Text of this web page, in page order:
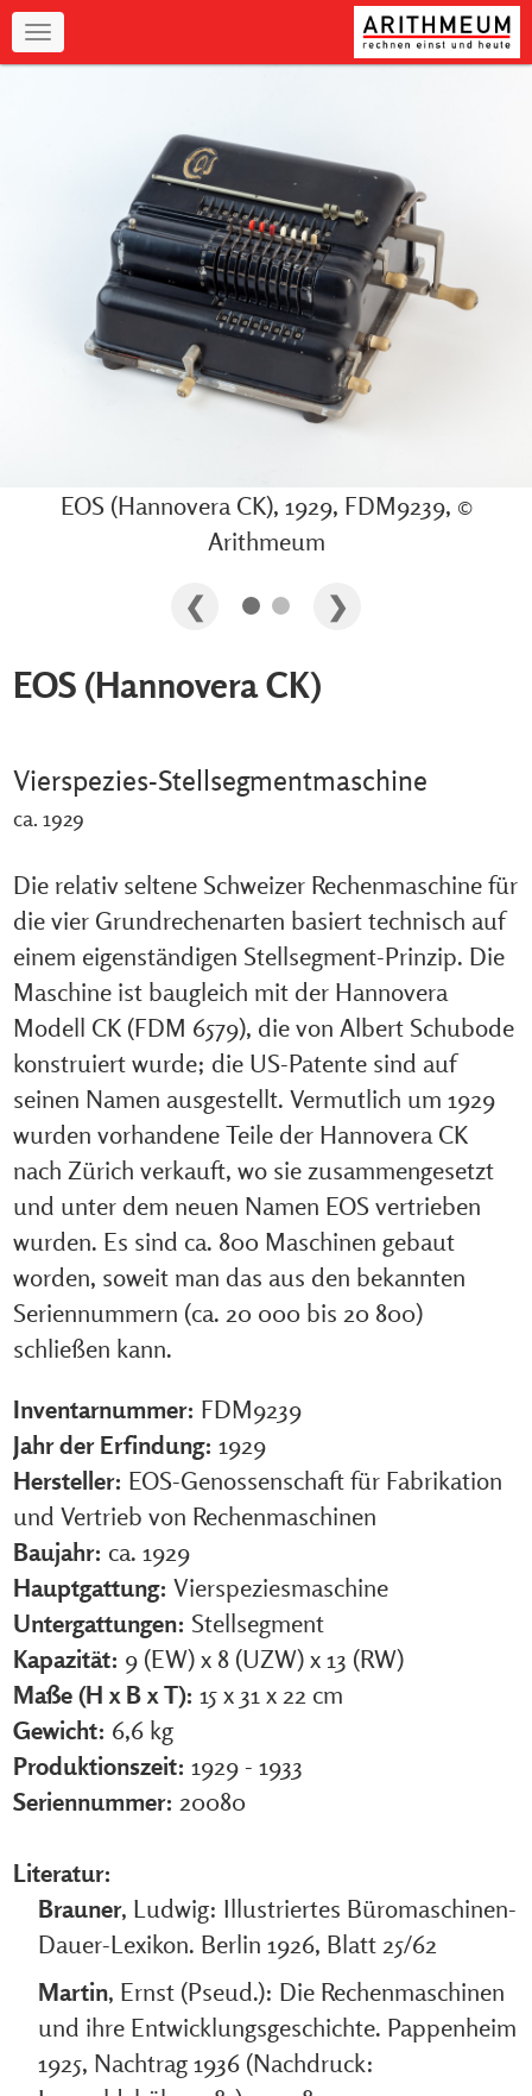
Navigation
EOS (Hannovera CK), 1929, FDM9239, ©
Arithmeum
EOS (Hannovera CK)
Vierspezies-Stellsegmentmaschine
ca. 1929
Die relativ seltene Schweizer Rechenmaschine für
die vier Grundrechenarten basiert technisch auf
einem eigenständigen Stellsegment-Prinzip. Die
Maschine ist baugleich mit der Hannovera
Modell CK (FDM 6579), die von Albert Schubode
konstruiert wurde; die US-Patente sind auf
seinen Namen ausgestellt. Vermutlich um 1929
wurden vorhandene Teile der Hannovera CK
nach Zürich verkauft, wo sie zusammengesetzt
und unter dem neuen Namen EOS vertrieben
wurden. Es sind ca. 800 Maschinen gebaut
worden, soweit man das aus den bekannten
Seriennummern (ca. 20 000 bis 20 800)
schließen kann.
Inventarnummer: FDM9239
Jahr der Erfindung: 1929
Hersteller: EOS-Genossenschaft für Fabrikation
und Vertrieb von Rechenmaschinen
Baujahr: ca. 1929
Hauptgattung: Vierspeziesmaschine
Untergattungen: Stellsegment
Kapazität: 9 (EW) x 8 (UZW) x 13 (RW)
Maße (H x B x T): 15 x 31 x 22 cm
Gewicht: 6,6 kg
Produktionszeit: 1929 - 1933
Seriennummer: 20080
Literatur:
Brauner, Ludwig: Illustriertes Büromaschinen-
Dauer-Lexikon. Berlin 1926, Blatt 25/62
Martin, Ernst (Pseud.): Die Rechenmaschinen
und ihre Entwicklungsgeschichte. Pappenheim
1925, Nachtrag 1936 (Nachdruck: